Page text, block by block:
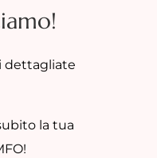
dettagliate
la tua